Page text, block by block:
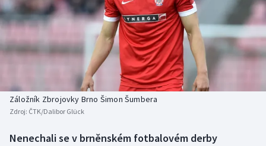
Baseball a softbal
Basketbal
Boby a skeleton
Box
Soutěže
Historické návraty
Aplikace ČT sport
AZ kvíz
Záložník Zbrojovky Brno Šimon Šumbera
Zdroj: ČTK/Dalibor Glück
Nenechali se v brněnském fotbalovém derby